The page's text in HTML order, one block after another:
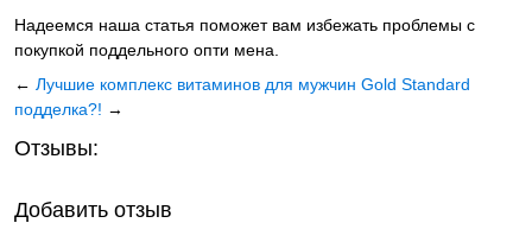
Надеемся наша статья поможет вам избежать проблемы с
покупкой поддельного опти мена.
← Лучшие комплекс витаминов для мужчин Gold Standard
подделка?! →
Отзывы:
Добавить отзыв